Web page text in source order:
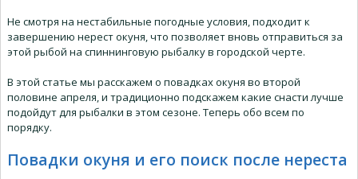
Не смотря на нестабильные погодные условия, подходит к
завершению нерест окуня, что позволяет вновь отправиться за
этой рыбой на спиннинговую рыбалку в городской черте.
В этой статье мы расскажем о повадках окуня во второй
половине апреля, и традиционно подскажем какие снасти лучше
подойдут для рыбалки в этом сезоне. Теперь обо всем по
порядку.
Повадки окуня и его поиск после нереста